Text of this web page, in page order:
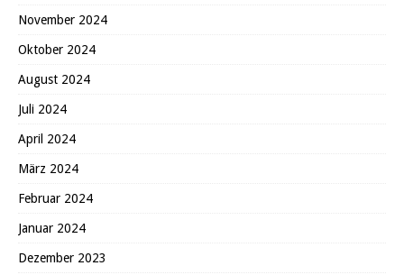
November 2024
Oktober 2024
August 2024
Juli 2024
April 2024
März 2024
Februar 2024
Januar 2024
Dezember 2023